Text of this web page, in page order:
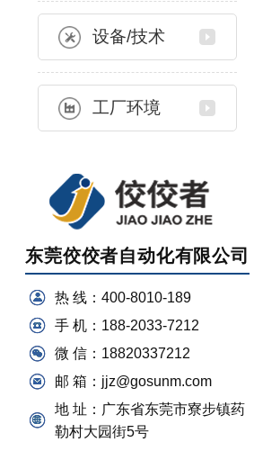
设备/技术
工厂环境
东莞佼佼者自动化有限公司
热 线：400-8010-189
手 机：188-2033-7212
微 信：18820337212
邮 箱：jjz@gosunm.com
地 址：广东省东莞市寮步镇药
勒村大园街5号